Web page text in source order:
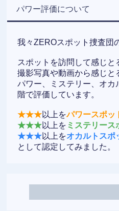
パワー評価について
我々ZEROスポット捜査団
スポットを訪問して感じと
撮影写真や動画から感じと
パワー、ミステリー、オカ
階で評価しています。
★★★以上をパワースポッ
★★★以上を ミステリース
★★★以上をオカルトスポ
として認定してみました。